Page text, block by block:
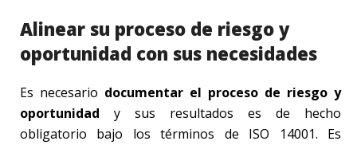
Alinear su proceso de riesgo y
oportunidad con sus necesidades
Es necesario documentar el proceso de riesgo y
oportunidad y sus resultados es de hecho
obligatorio bajo los términos de ISO 14001. Es